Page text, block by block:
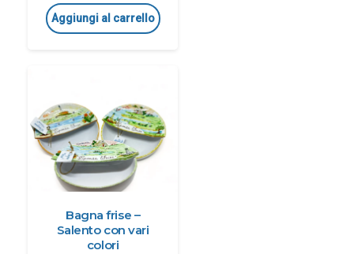
Aggiungi al carrello
Bagna frise –
Salento con vari
colori